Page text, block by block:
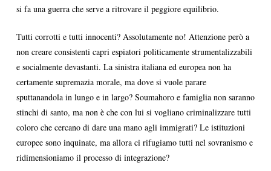
si fa una guerra che serve a ritrovare il peggiore equilibrio.
Tutti corrotti e tutti innocenti? Assolutamente no! Attenzione però a
non creare consistenti capri espiatori politicamente strumentalizzabili
e socialmente devastanti. La sinistra italiana ed europea non ha
certamente supremazia morale, ma dove si vuole parare
sputtanandola in lungo e in largo? Soumahoro e famiglia non saranno
stinchi di santo, ma non è che con lui si vogliano criminalizzare tutti
coloro che cercano di dare una mano agli immigrati? Le istituzioni
europee sono inquinate, ma allora ci rifugiamo tutti nel sovranismo e
ridimensioniamo il processo di integrazione?